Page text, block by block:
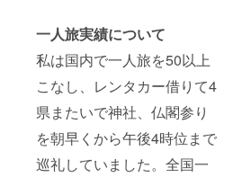
一人旅実績について
私は国内で一人旅を50以上
こなし、レンタカー借りて4
県またいで神社、仏閣参り
を朝早くから午後4時位まで
巡礼していました。全国一